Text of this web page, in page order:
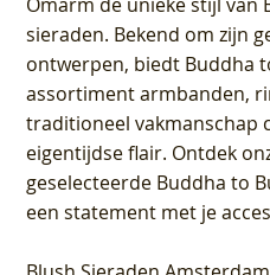
sieraden. Bekend om zijn
ontwerpen, biedt Buddha
assortiment armbanden,
traditioneel vakmanschap
eigentijdse flair. Ontdek
geselecteerde Buddha to
een statement met je